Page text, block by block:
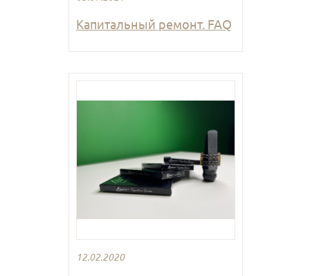
Капитальный ремонт. FAQ
12.02.2020